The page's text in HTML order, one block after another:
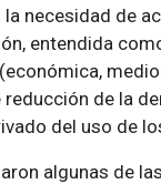
necesidad de
entendida
de la
del uso de
algunas de